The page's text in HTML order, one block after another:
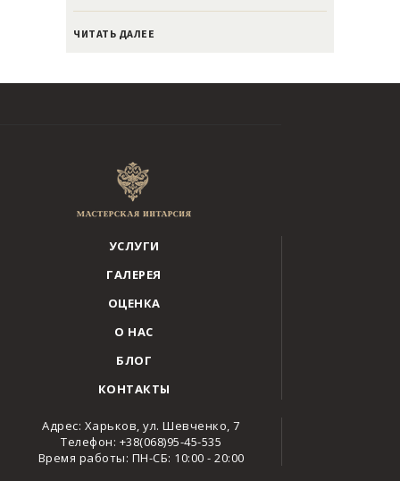
ЧИТАТЬ ДАЛЕЕ
УСЛУГИ
ГАЛЕРЕЯ
ОЦЕНКА
О НАС
БЛОГ
КОНТАКТЫ
Адрес: Харьков, ул. Шевченко, 7
Телефон: +38(068)95-45-535
Время работы: ПН-СБ: 10:00 - 20:00